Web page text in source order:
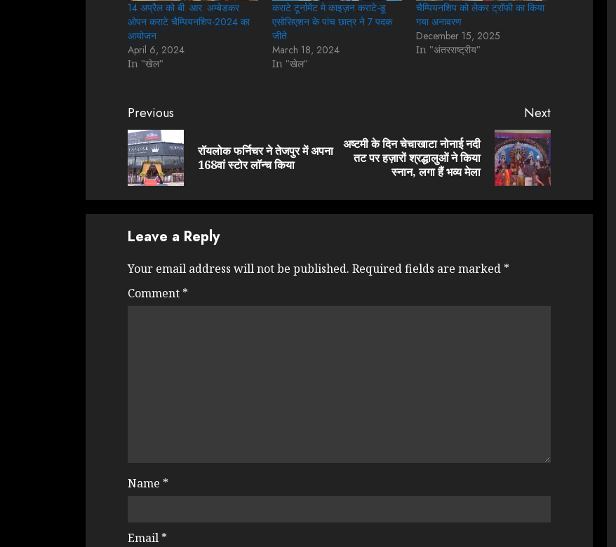
14 अप्रैल को बी. आर. अम्बेडकर
ओपन कराटे चैम्पियनशिप-2024 का
आयोजन
April 6, 2024
In "खेल"
कराटे टूर्नामेंट मे काइज़न कराटे-डू
एसोसिएशन के पांच छात्र ने 7 पदक
जीते
March 18, 2024
In "खेल"
चैम्पियनशिप को लेकर ट्रॉफी का किया
गया अनावरण
December 15, 2025
In "अंतरराष्ट्रीय"
Continue
Reading
Previous
Previous
रॉयलोक फर्निचर ने तेजपुर में अपना
168वां स्टोर लॉन्च किया
Next
Next
अष्टमी के दिन चेचाखाटा नोनाई नदी
तट पर हज़ारों श्रद्धालुओं ने किया
स्नान, लगा हैं भव्य मेला
Leave a Reply
Your email address will not be published. Required fields are marked *
Comment *
Name *
Email *